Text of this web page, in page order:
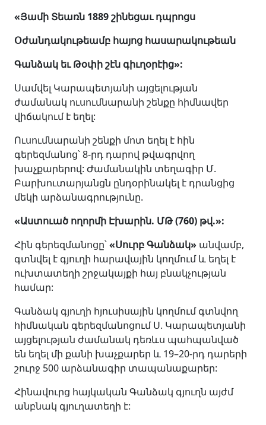
«Յամի Տեառն 1889 շինեցաւ դպրոցս
Օժանդակութեամբ հայոց հասարակութեան
Գանձակ եւ Թօփի շէն գիւղօրէից»:
Սամվել Կարապետյանի այցելության
ժամանակ ուսումնարանի շենքը հիմնավեր
վիճակում է եղել:
Ուսումնարանի շենքի մոտ եղել է հին
գերեզմանոց՝ 8-րդ դարով թվագրվող
խաչքարերով: Ժամանակին տեղագիր Մ.
Բարխուտարյանցն ընդօրինակել է դրանցից
մեկի արձանագրությունը.
«Աստուած ողորմի Էխարին. ՄԹ (760) թվ.»:
Հին գերեզմանոցը՝«Սուրբ Գանձակ» անվամբ,
գտնվել է գյուղի հարավային կողմում և եղել է
ուխտատեղի շրջակայքի հայ բնակչության
համար:
Գանձակ գյուղի հյուսիսային կողմում գտնվող
հիմնական գերեզմանոցում Ս. Կարապետյանի
այցելության ժամանակ դեռևս պահպանված
են եղել մի քանի խաչքարեր և 19–20-րդ դարերի
շուրջ 500 արձանագիր տապանաքարեր:
Հինավուրց հայկական Գանձակ գյուղն այժմ
անբնակ գյուղատեղի է: